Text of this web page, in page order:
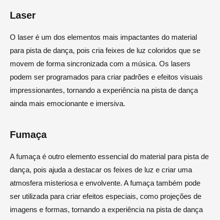
Laser
O laser é um dos elementos mais impactantes do material
para pista de dança, pois cria feixes de luz coloridos que se
movem de forma sincronizada com a música. Os lasers
podem ser programados para criar padrões e efeitos visuais
impressionantes, tornando a experiência na pista de dança
ainda mais emocionante e imersiva.
Fumaça
A fumaça é outro elemento essencial do material para pista de
dança, pois ajuda a destacar os feixes de luz e criar uma
atmosfera misteriosa e envolvente. A fumaça também pode
ser utilizada para criar efeitos especiais, como projeções de
imagens e formas, tornando a experiência na pista de dança